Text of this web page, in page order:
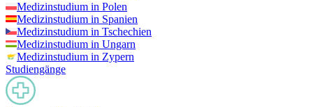
Medizinstudium in Polen
Medizinstudium in Spanien
Medizinstudium in Tschechien
Medizinstudium in Ungarn
Medizinstudium in Zypern
Studiengänge